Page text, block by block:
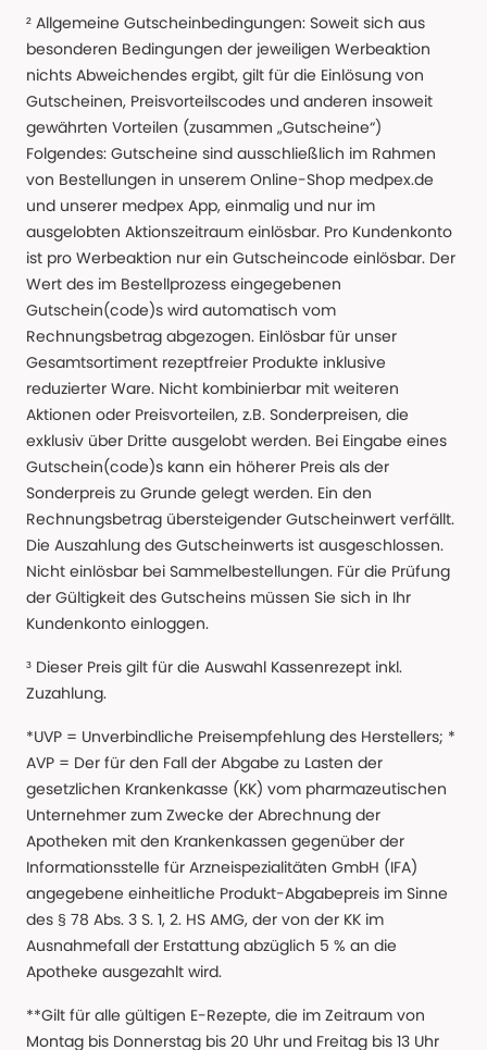
² Allgemeine Gutscheinbedingungen: Soweit sich aus
besonderen Bedingungen der jeweiligen Werbeaktion
nichts Abweichendes ergibt, gilt für die Einlösung von
Gutscheinen, Preisvorteilscodes und anderen insoweit
gewährten Vorteilen (zusammen „Gutscheine“)
Folgendes: Gutscheine sind ausschließlich im Rahmen
von Bestellungen in unserem Online-Shop medpex.de
und unserer medpex App, einmalig und nur im
ausgelobten Aktionszeitraum einlösbar. Pro Kundenkonto
ist pro Werbeaktion nur ein Gutscheincode einlösbar. Der
Wert des im Bestellprozess eingegebenen
Gutschein(code)s wird automatisch vom
Rechnungsbetrag abgezogen. Einlösbar für unser
Gesamtsortiment rezeptfreier Produkte inklusive
reduzierter Ware. Nicht kombinierbar mit weiteren
Aktionen oder Preisvorteilen, z.B. Sonderpreisen, die
exklusiv über Dritte ausgelobt werden. Bei Eingabe eines
Gutschein(code)s kann ein höherer Preis als der
Sonderpreis zu Grunde gelegt werden. Ein den
Rechnungsbetrag übersteigender Gutscheinwert verfällt.
Die Auszahlung des Gutscheinwerts ist ausgeschlossen.
Nicht einlösbar bei Sammelbestellungen. Für die Prüfung
der Gültigkeit des Gutscheins müssen Sie sich in Ihr
Kundenkonto einloggen.
³ Dieser Preis gilt für die Auswahl Kassenrezept inkl.
Zuzahlung.
*UVP = Unverbindliche Preisempfehlung des Herstellers; *
AVP = Der für den Fall der Abgabe zu Lasten der
gesetzlichen Krankenkasse (KK) vom pharmazeutischen
Unternehmer zum Zwecke der Abrechnung der
Apotheken mit den Krankenkassen gegenüber der
Informationsstelle für Arzneispezialitäten GmbH (IFA)
angegebene einheitliche Produkt-Abgabepreis im Sinne
des § 78 Abs. 3 S. 1, 2. HS AMG, der von der KK im
Ausnahmefall der Erstattung abzüglich 5 % an die
Apotheke ausgezahlt wird.
**Gilt für alle gültigen E-Rezepte, die im Zeitraum von
Montag bis Donnerstag bis 20 Uhr und Freitag bis 13 Uhr